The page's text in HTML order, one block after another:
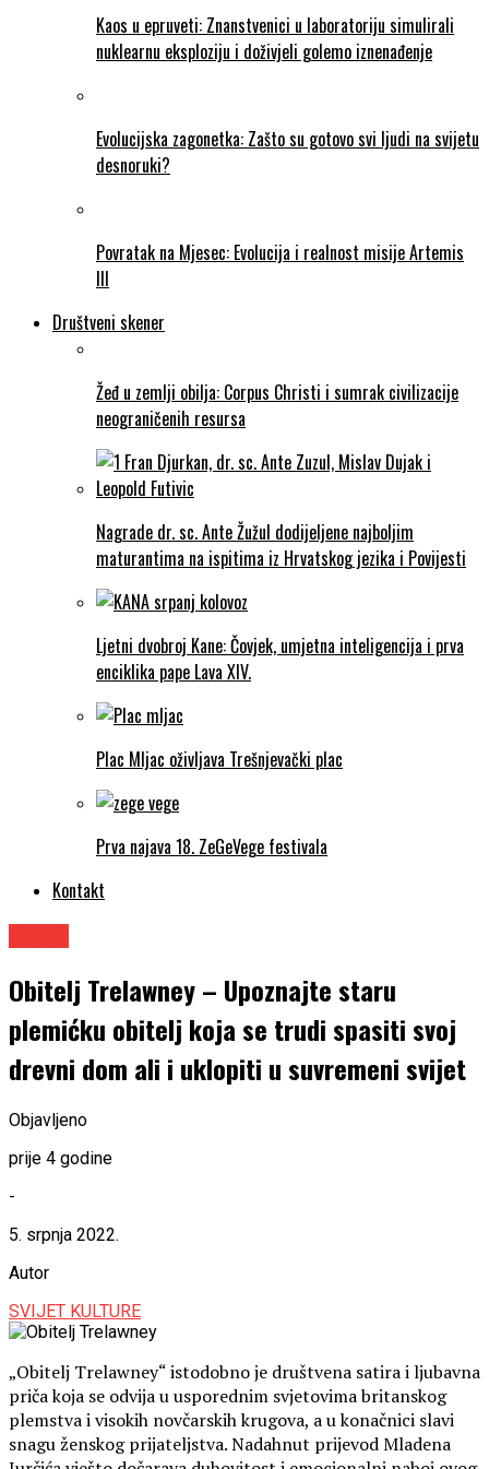
Kaos u epruveti: Znanstvenici u laboratoriju simulirali
nuklearnu eksploziju i doživjeli golemo iznenađenje
Evolucijska zagonetka: Zašto su gotovo svi ljudi na svijetu
desnoruki?
Povratak na Mjesec: Evolucija i realnost misije Artemis
III
Društveni skener
Žeđ u zemlji obilja: Corpus Christi i sumrak civilizacije
neograničenih resursa
Nagrade dr. sc. Ante Žužul dodijeljene najboljim
maturantima na ispitima iz Hrvatskog jezika i Povijesti
Ljetni dvobroj Kane: Čovjek, umjetna inteligencija i prva
enciklika pape Lava XIV.
Plac Mljac oživljava Trešnjevački plac
Prva najava 18. ZeGeVege festivala
Kontakt
Obitelj Trelawney – Upoznajte staru
plemićku obitelj koja se trudi spasiti svoj
drevni dom ali i uklopiti u suvremeni svijet
Objavljeno
prije 4 godine
-
5. srpnja 2022.
Autor
SVIJET KULTURE
„Obitelj Trelawney“ istodobno je društvena satira i ljubavna
priča koja se odvija u usporednim svjetovima britanskog
plemstva i visokih novčarskih krugova, a u konačnici slavi
snagu ženskog prijateljstva. Nadahnut prijevod Mladena